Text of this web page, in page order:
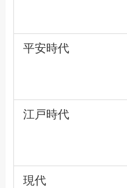
平安時代
江戸時代
現代